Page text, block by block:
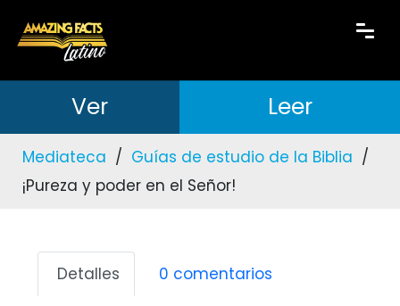
Ver Leer
Mediateca / Guías de estudio de la Biblia /
¡Pureza y poder en el Señor!
Detalles 0 comentarios